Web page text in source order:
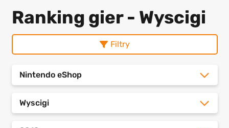
Ranking gier - Wyscigi
Filtry
Nintendo eShop
Wyscigi